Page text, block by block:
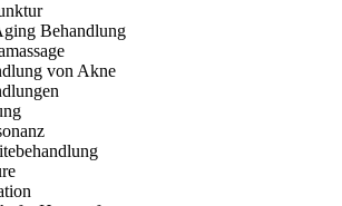
Behandlung
von Akne